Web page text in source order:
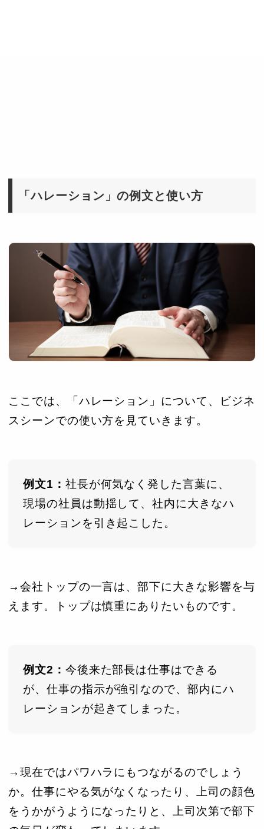
「ハレーション」の例文と使い方
ここでは、「ハレーション」について、ビジネ
スシーンでの使い方を見ていきます。
例文1： 社長が何気なく発した言葉に、
現場の社員は動揺して、社内に大きなハ
レーションを引き起こした。
→会社トップの一言は、部下に大きな影響を与
えます。トップは慎重にありたいものです。
例文2： 今後来た部長は仕事はできる
が、仕事の指示が強引なので、部内にハ
レーションが起きてしまった。
→現在ではパワハラにもつながるのでしょう
か。仕事にやる気がなくなったり、上司の顔色
をうかがうようになったりと、上司次第で部下